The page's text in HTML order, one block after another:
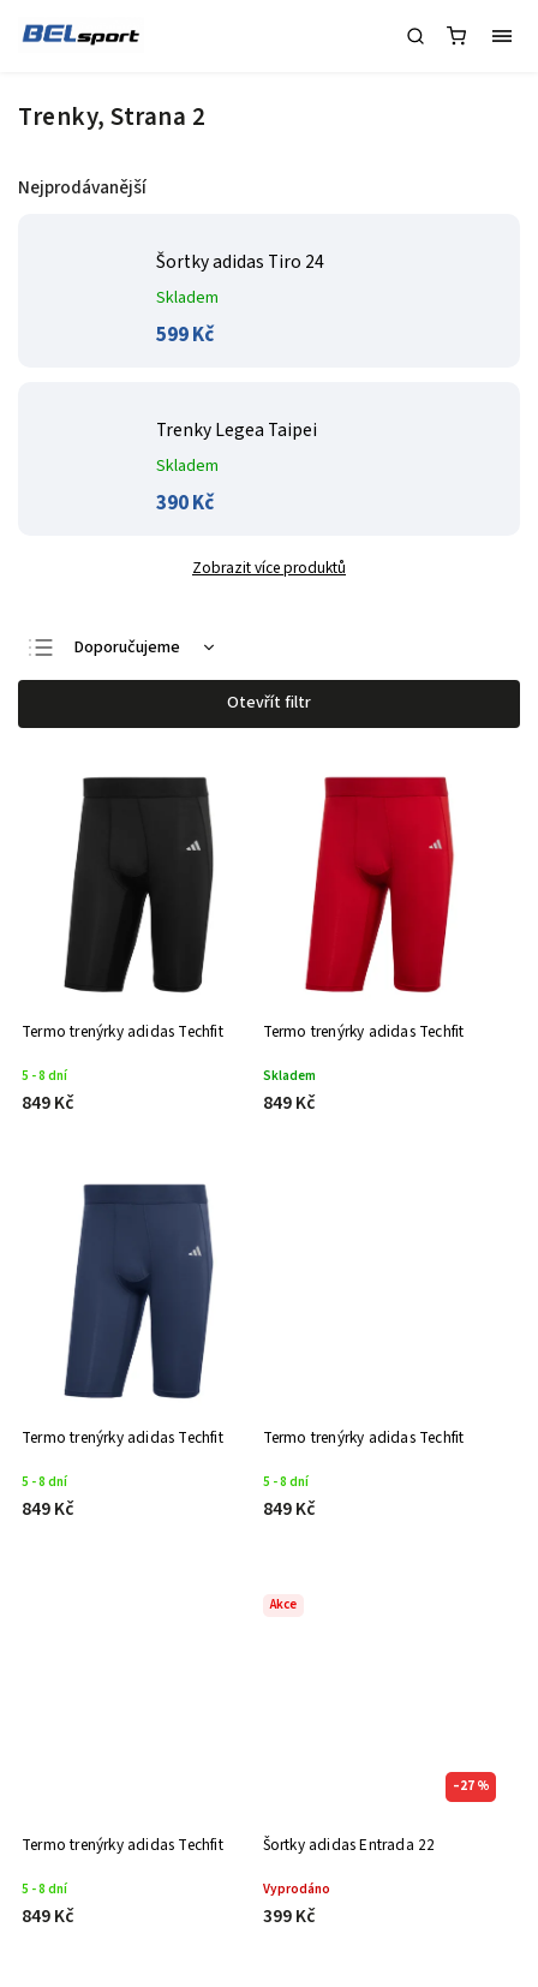
Trenky, Strana 2
Nejprodávanější
Šortky adidas Tiro 24
Skladem
599 Kč
Trenky Legea Taipei
Skladem
390 Kč
Zobrazit více produktů
Doporučujeme
Nejlevnější
Nejdražší
Abecedně
Otevřít filtr
Termo trenýrky adidas Techfit
5 - 8 dní
849 Kč
Termo trenýrky adidas Techfit
Skladem
849 Kč
Termo trenýrky adidas Techfit
5 - 8 dní
849 Kč
Termo trenýrky adidas Techfit
5 - 8 dní
849 Kč
Termo trenýrky adidas Techfit
5 - 8 dní
849 Kč
Akce
–27 %
Šortky adidas Entrada 22
Vyprodáno
399 Kč